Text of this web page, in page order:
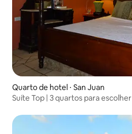
Quarto de hotel ⋅ San Juan
Suíte Top | 3 quartos para escolher